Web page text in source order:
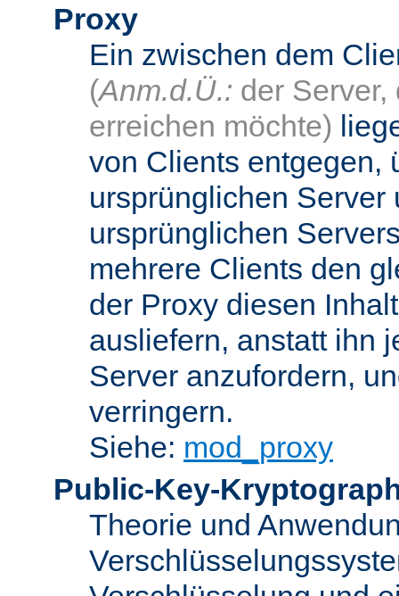
Proxy
Ein zwischen dem
(Anm.d.Ü.: der
erreichen möchte)
von Clients entgegen,
ursprünglichen Server
ursprünglichen
mehrere Clients den
der Proxy diesen
ausliefern, anstatt ihn
Server anzufordern,
verringern.
Siehe: mod_proxy
Public-Key-
Theorie und